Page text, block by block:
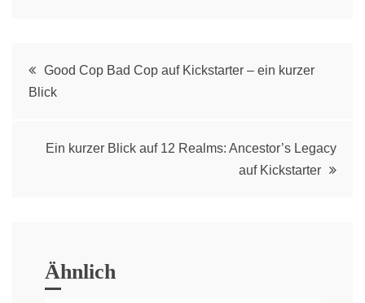
PostGood Cop Bad Cop auf Kickstarter – ein kurzer
Blick
Ein kurzer Blick auf 12 Realms: Ancestor’s Legacy
auf Kickstarter
Ähnlich